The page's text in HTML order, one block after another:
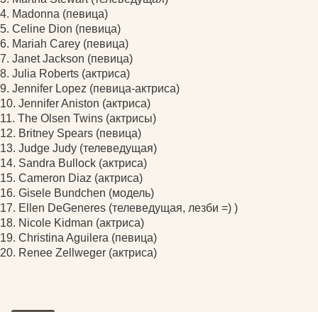
4. Madonna (певица)
5. Celine Dion (певица)
6. Mariah Carey (певица)
7. Janet Jackson (певица)
8. Julia Roberts (актриса)
9. Jennifer Lopez (певица-актриса)
10. Jennifer Aniston (актриса)
11. The Olsen Twins (актрисы)
12. Britney Spears (певица)
13. Judge Judy (телеведущая)
14. Sandra Bullock (актриса)
15. Cameron Diaz (актриса)
16. Gisele Bundchen (модель)
17. Ellen DeGeneres (телеведущая, лезби =) )
18. Nicole Kidman (актриса)
19. Christina Aguilera (певица)
20. Renee Zellweger (актриса)